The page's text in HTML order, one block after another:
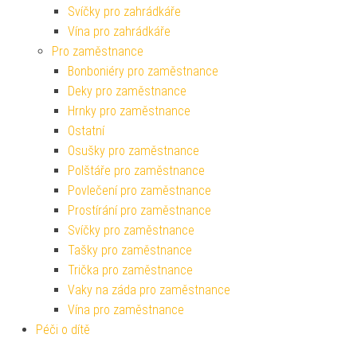
Svíčky pro zahrádkáře
Vína pro zahrádkáře
Pro zaměstnance
Bonboniéry pro zaměstnance
Deky pro zaměstnance
Hrnky pro zaměstnance
Ostatní
Osušky pro zaměstnance
Polštáře pro zaměstnance
Povlečení pro zaměstnance
Prostírání pro zaměstnance
Svíčky pro zaměstnance
Tašky pro zaměstnance
Trička pro zaměstnance
Vaky na záda pro zaměstnance
Vína pro zaměstnance
Péči o dítě